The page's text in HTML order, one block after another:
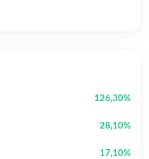
126,30%
28,10%
17,10%